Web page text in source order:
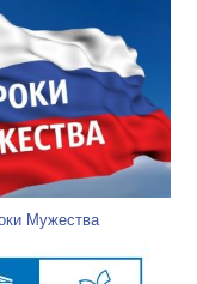
Мужества